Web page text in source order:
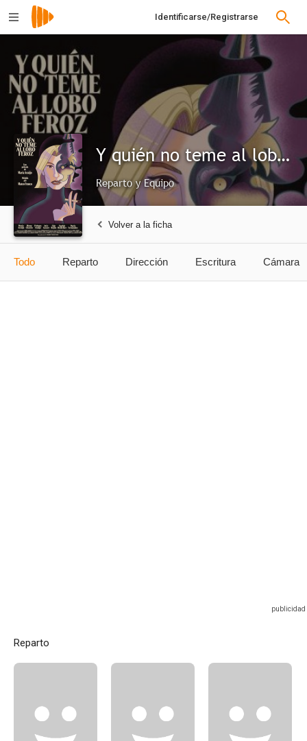
Identificarse/Registrarse
Y quién no teme al lobo feroz
Reparto y Equipo
Volver a la ficha
Todo Reparto Dirección Escritura Cámara
Reparto